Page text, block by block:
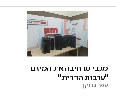
מכבי מרחיבה את המיזם
"ערבות הדדית"
עפר גדנקן